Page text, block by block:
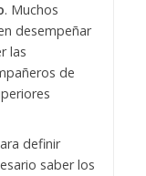
. Muchos
desempeñar
las
de
definir
saber los